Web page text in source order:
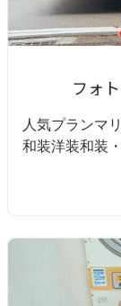
フォ
人気プランマ
和装洋装和装